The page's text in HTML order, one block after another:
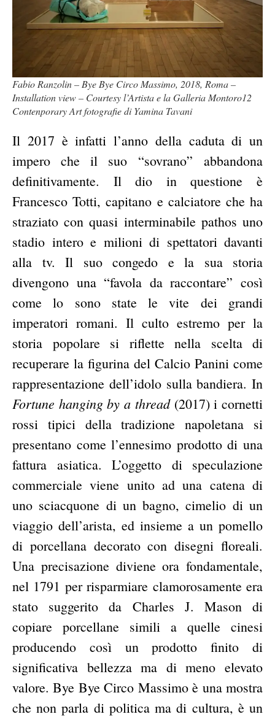
Fabio Ranzolin – Bye Bye Circo Massimo, 2018, Roma –
Installation view – Courtesy l’Artista e la Galleria Montoro12
Contenporary Art fotografie di Yamina Tavani
Il 2017 è infatti l’anno della caduta di un
impero che il suo “sovrano” abbandona
definitivamente. Il dio in questione è
Francesco Totti, capitano e calciatore che ha
straziato con quasi interminabile pathos uno
stadio intero e milioni di spettatori davanti
alla tv. Il suo congedo e la sua storia
divengono una “favola da raccontare” così
come lo sono state le vite dei grandi
imperatori romani. Il culto estremo per la
storia popolare si riflette nella scelta di
recuperare la figurina del Calcio Panini come
rappresentazione dell’idolo sulla bandiera. In
Fortune hanging by a thread (2017) i cornetti
rossi tipici della tradizione napoletana si
presentano come l’ennesimo prodotto di una
fattura asiatica. L’oggetto di speculazione
commerciale viene unito ad una catena di
uno sciacquone di un bagno, cimelio di un
viaggio dell’arista, ed insieme a un pomello
di porcellana decorato con disegni floreali.
Una precisazione diviene ora fondamentale,
nel 1791 per risparmiare clamorosamente era
stato suggerito da Charles J. Mason di
copiare porcellane simili a quelle cinesi
producendo così un prodotto finito di
significativa bellezza ma di meno elevato
valore. Bye Bye Circo Massimo è una mostra
che non parla di politica ma di cultura, è un